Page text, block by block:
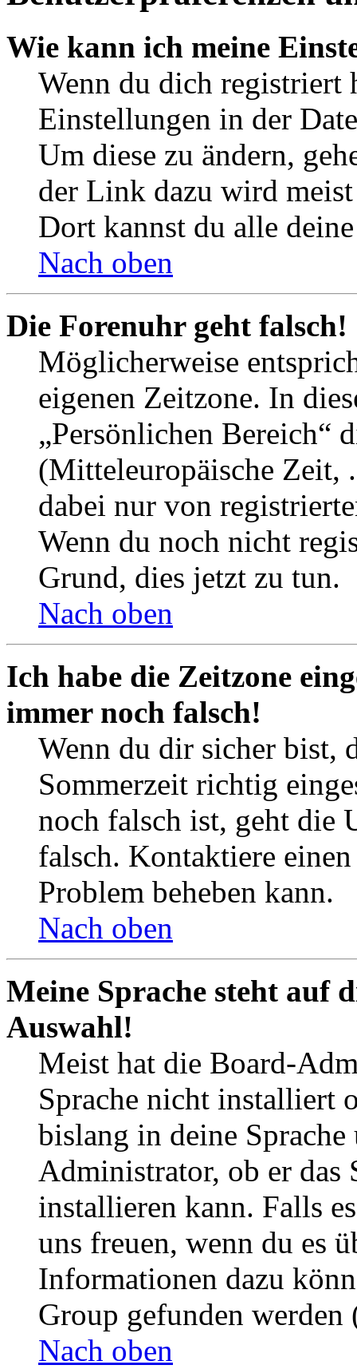
Wie kann ich meine
Wenn du dich registriert
Einstellungen in der
Um diese zu ändern,
der Link dazu wird
Dort kannst du alle
Nach oben
Die Forenuhr geht falsch!
Möglicherweise
eigenen Zeitzone. In
„Persönlichen Bereich“
(Mitteleuropäische Zeit,
dabei nur von
Wenn du noch nicht
Grund, dies jetzt zu tun.
Nach oben
Ich habe die Zeitzone
immer noch falsch!
Wenn du dir sicher bist,
Sommerzeit richtig
noch falsch ist, geht die
falsch. Kontaktiere
Problem beheben kann.
Nach oben
Meine Sprache steht auf
Auswahl!
Meist hat die Board-
Sprache nicht installiert
bislang in deine
Administrator, ob er das
installieren kann. Falls
uns freuen, wenn du es
Informationen dazu
Group gefunden
Nach oben